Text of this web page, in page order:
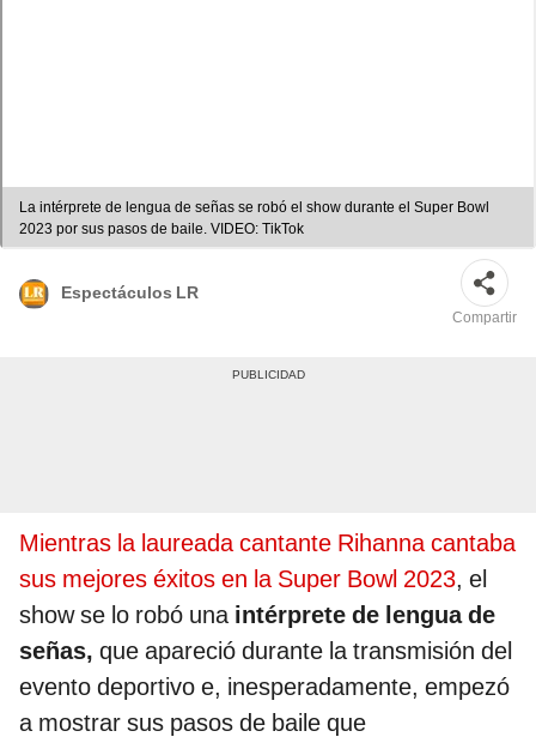
La intérprete de lengua de señas se robó el show durante el Super Bowl
2023 por sus pasos de baile. VIDEO: TikTok
Espectáculos LR
Compartir
Mientras la laureada cantante Rihanna cantaba
sus mejores éxitos en la Super Bowl 2023, el
show se lo robó una intérprete de lengua de
señas, que apareció durante la transmisión del
evento deportivo e, inesperadamente, empezó
a mostrar sus pasos de baile que